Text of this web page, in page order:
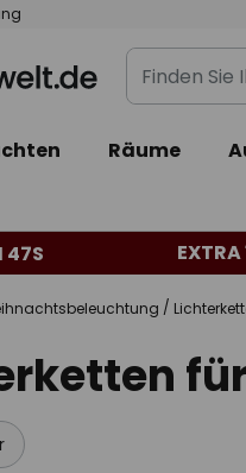
Finden
Sie
Leuchte...
Räume
45S